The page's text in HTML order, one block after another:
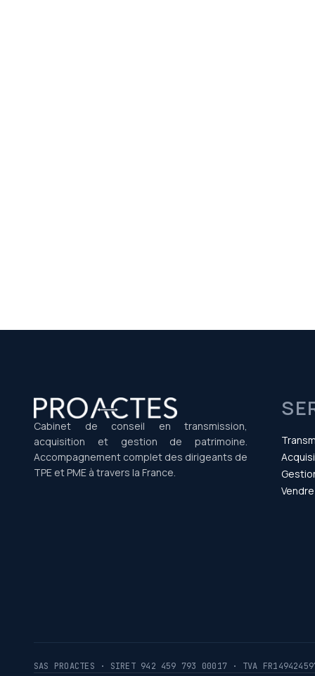
Cabinet de conseil en transmission,
acquisition et gestion de patrimoine.
Accompagnement complet des dirigeants de
TPE et PME à travers la France.
SAS PROACTES · SIRET 942 459 793 00017 · TVA